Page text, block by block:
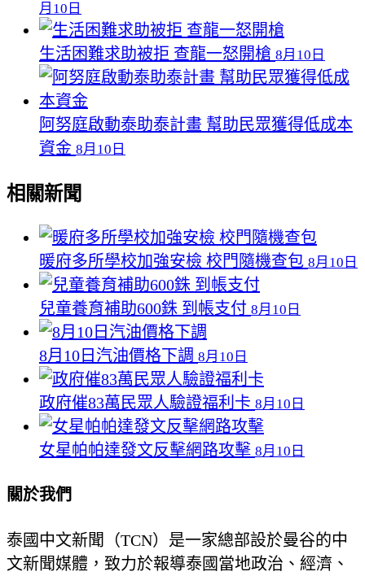
月10日
生活困難求助被拒 查龍一怒開槍 8月10日
阿努庭啟動泰助泰計畫 幫助民眾獲得低成本
資金 8月10日
相關新聞
暖府多所學校加強安檢 校門隨機查包 8月10日
兒童養育補助600銖 到帳支付 8月10日
8月10日汽油價格下調 8月10日
政府催83萬民眾人驗證福利卡 8月10日
女星帕帕達發文反擊網路攻擊 8月10日
關於我們
泰國中文新聞（TCN）是一家總部設於曼谷的中
文新聞媒體，致力於報導泰國當地政治、經濟、